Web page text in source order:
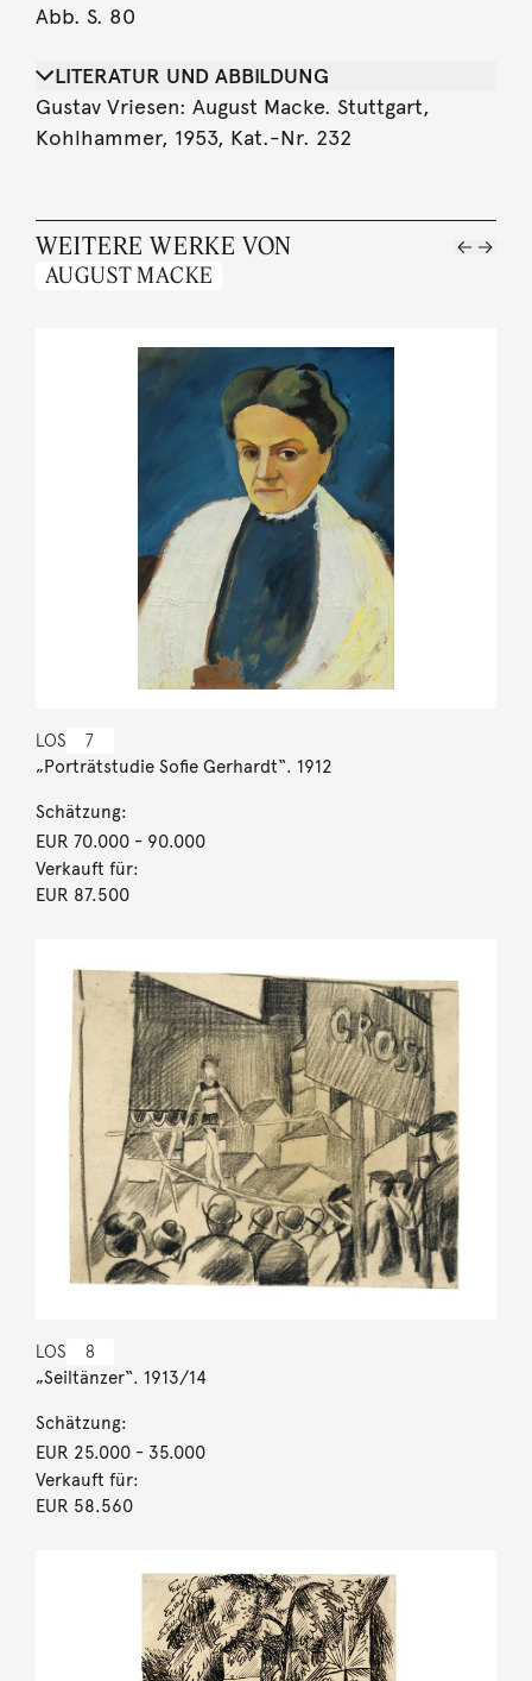
Abb. S. 80
LITERATUR UND ABBILDUNG
Gustav Vriesen: August Macke. Stuttgart,
Kohlhammer, 1953, Kat.-Nr. 232
WEITERE WERKE VON
AUGUST MACKE
LOS 7
„Porträtstudie Sofie Gerhardt“. 1912
Schätzung:
EUR 70.000- 90.000
Verkauft für:
EUR 87.500
LOS 8
„Seiltänzer“. 1913/14
Schätzung:
EUR 25.000- 35.000
Verkauft für:
EUR 58.560